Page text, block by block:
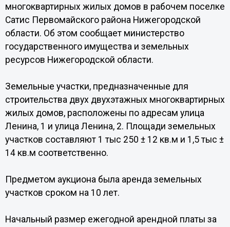
многоквартирных жилых домов в рабочем поселке
Сатис Первомайского района Нижегородской
области. Об этом сообщает министерство
государственного имущества и земельных
ресурсов Нижегородской области.
Земельные участки, предназначенные для
строительства двух двухэтажных многоквартирных
жилых домов, расположены по адресам улица
Ленина, 1 и улица Ленина, 2. Площади земельных
участков составляют 1 тыс 250 ± 12 кв.м и 1,5 тыс ±
14 кв.м соответственно.
Предметом аукциона была аренда земельных
участков сроком на 10 лет.
Начальный размер ежегодной арендной платы за